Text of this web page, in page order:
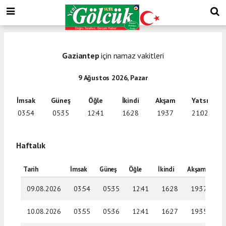
Gaziantepiçin namaz vakitleri
9 Ağustos 2026, Pazar
İmsak
03:54
Güneş
05:35
Öğle
12:41
İkindi
16:28
Akşam
19:37
Yatsı
21:02
Haftalık
Tarih İmsak Güneş Öğle İkindi Akşam
09.08.2026 03:54 05:35 12:41 16:28 19:37
10.08.2026 03:55 05:36 12:41 16:27 19:35